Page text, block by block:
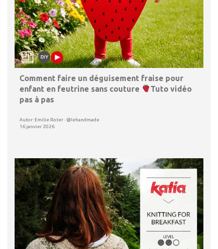
Comment faire un déguisement fraise pour
enfant en feutrine sans couture
Tuto vidéo
pas à pas
Autor: Emilie Roter · @lehandmade
16 janvier 2026